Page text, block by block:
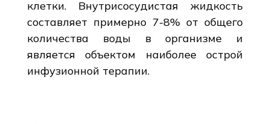
клетки. Внутрисосудистая жидкость
составляет примерно 7-8% от общего
количества воды в организме и
является объектом наиболее острой
инфузионной терапии.